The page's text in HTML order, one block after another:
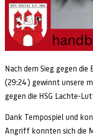
Nach dem Sieg gegen
(29:24) gewinnt unsere
gegen die HSG Lachte-
Dank Tempospiel und
Angriff konnten sich die